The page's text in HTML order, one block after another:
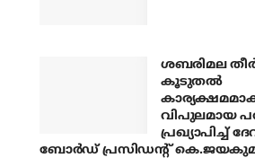
ശബരിമല
കൂടുതല്‍
വിപുലമായ
പ്രഖ്യാപിച്ച്
ബോര്‍ഡ് പ്രസിഡന്റ്